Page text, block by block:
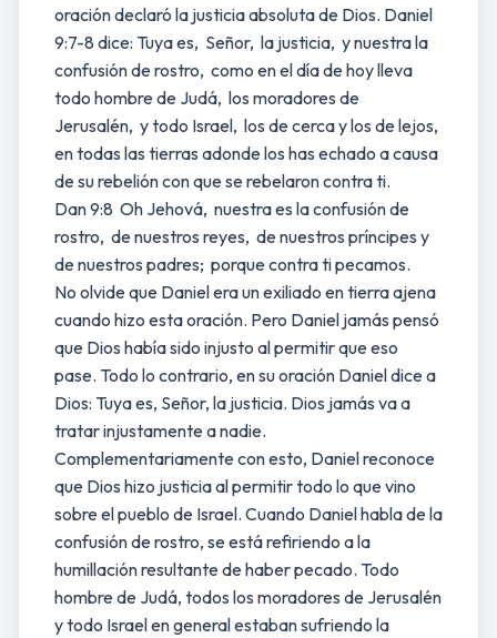
oración declaró la justicia absoluta de Dios. Daniel
9:7-8 dice: Tuya es, Señor, la justicia, y nuestra la
confusión de rostro, como en el día de hoy lleva
todo hombre de Judá, los moradores de
Jerusalén, y todo Israel, los de cerca y los de lejos,
en todas las tierras adonde los has echado a causa
de su rebelión con que se rebelaron contra ti.
Dan 9:8 Oh Jehová, nuestra es la confusión de
rostro, de nuestros reyes, de nuestros príncipes y
de nuestros padres; porque contra ti pecamos.
No olvide que Daniel era un exiliado en tierra ajena
cuando hizo esta oración. Pero Daniel jamás pensó
que Dios había sido injusto al permitir que eso
pase. Todo lo contrario, en su oración Daniel dice a
Dios: Tuya es, Señor, la justicia. Dios jamás va a
tratar injustamente a nadie.
Complementariamente con esto, Daniel reconoce
que Dios hizo justicia al permitir todo lo que vino
sobre el pueblo de Israel. Cuando Daniel habla de la
confusión de rostro, se está refiriendo a la
humillación resultante de haber pecado. Todo
hombre de Judá, todos los moradores de Jerusalén
y todo Israel en general estaban sufriendo la